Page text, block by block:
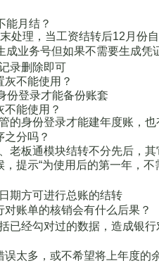
能月结？
处理，当工资结转后12 月份
成业务号但如果不需要生成凭
录删除即可
不能使用？
份登录才能备份账套
能使用？
的身份登录才能建年度账，
分吗？
老板通模块结转不分先后，
，提示“为使用后的第一年，不
期方可进行总账的结转
对账单的核销会有什么后果？
已经勾对过的数据，造成银
太多，或不希望将上年度的